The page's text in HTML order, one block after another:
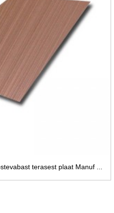
terasest plaat Manuf ...